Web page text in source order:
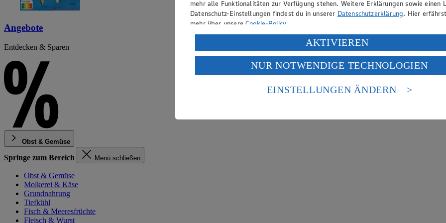
Angebote
Entdecken & Sparen
Obst & Gemüse
Springe zum Bereich Menü schließen
Obst & Gemüse
Molkerei & Käse
Grundnahrung
Tiefkühl
Fisch & Meeresfrüchte
Fleisch & Wurst
mehr alle Funktionalitäten zur Verfügung stehen. Weitere Erklärungen sowie einen
Datenschutz-Einstellungen findest du in unserer Datenschutzerklärung. Hier
mehr über unsereCookie-Policy.
Verarbeitung deiner personenbezogenen Daten in den USA durch Facebook und
Wenn du auf „Aktivieren“ klickst, willigst du im Sinne des Art. 49 Abs. 1 Satz 1 lit.
ein, dass deine Daten in den USA verarbeitet werden. Der EuGH sieht die USA als
einem nach europäischen Standards nicht angemessenen Datenschutzniveau an. Es
Risiko eines Zugriffs durch US-amerikanische Behörden.
AKTIVIEREN
NUR NOTWENDIGE TECHNOLOGIEN
EINSTELLUNGEN ÄNDERN